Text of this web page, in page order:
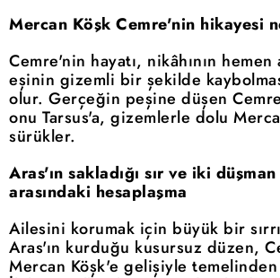
Mercan Köşk Cemre'nin hikayesi
Cemre'nin hayatı, nikâhının hemen
eşinin gizemli bir şekilde
olur. Gerçeğin peşine düşen
onu Tarsus'a, gizemlerle dolu
sürükler.
Aras'ın sakladığı sır ve iki
arasındaki hesaplaşma
Ailesini korumak için büyük bir
Aras'ın kurduğu kusursuz düzen,
Mercan Köşk'e gelişiyle temelinden